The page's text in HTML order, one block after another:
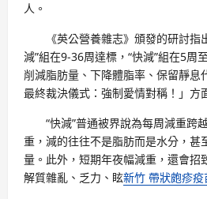
人。
《英公營養雜志》頒發的研討指
減”組在9-36周達標，“快減”組在5周
削減脂肪量、下降體脂率、保留靜息
最終裁決儀式：強制愛情對稱！」方
“快減”普通被界說為每周減重跨
重，減的往往不是脂肪而是水分，甚
量。此外，短期年夜幅減重，還會招
解質雜亂、乏力、眩新竹 帶狀皰疹疫